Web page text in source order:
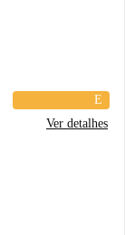
E
Ver detalhes